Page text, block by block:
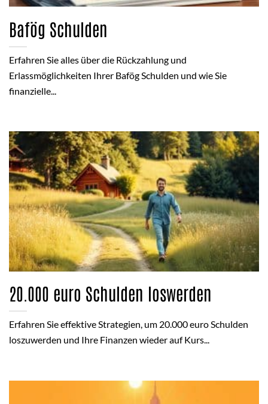
Bafög Schulden
Erfahren Sie alles über die Rückzahlung und
Erlassmöglichkeiten Ihrer Bafög Schulden und wie Sie
finanzielle...
20.000 euro Schulden loswerden
Erfahren Sie effektive Strategien, um 20.000 euro Schulden
loszuwerden und Ihre Finanzen wieder auf Kurs...